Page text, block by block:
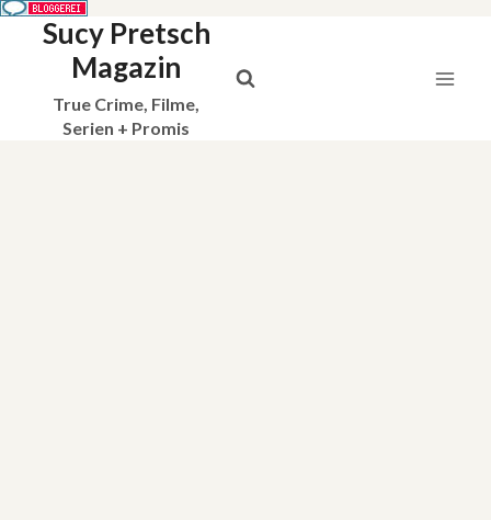
Sucy Pretsch
Magazin
True Crime, Filme,
Serien + Promis